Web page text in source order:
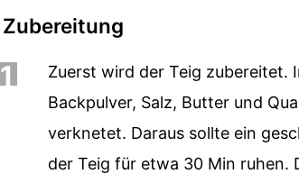
Zubereitung
1
Zuerst wird der Teig zubereitet.
Backpulver, Salz, Butter und
verknetet. Daraus sollte ein
der Teig für etwa 30 Min ruhen.